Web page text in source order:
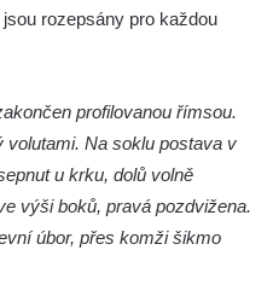
Hluboká
Šporkovo
jsou rozepsány pro každou
profilovanou římsou.
Na soklu postava v
u krku, dolů volně
výši boků, pravá pozdvižena.
úbor, přes komži šikmo